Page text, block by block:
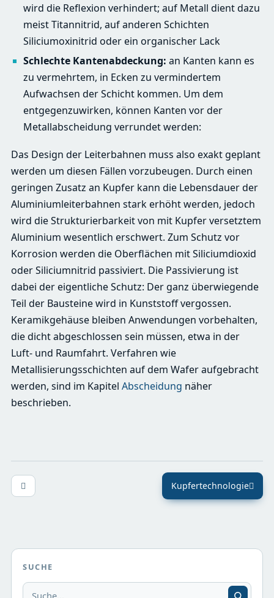
wird die Reflexion verhindert; auf Metall dient dazu
meist Titannitrid, auf anderen Schichten
Siliciumoxinitrid oder ein organischer Lack
Schlechte Kantenabdeckung: an Kanten kann es
zu vermehrtem, in Ecken zu vermindertem
Aufwachsen der Schicht kommen. Um dem
entgegenzuwirken, können Kanten vor der
Metallabscheidung verrundet werden:
Das Design der Leiterbahnen muss also exakt geplant
werden um diesen Fällen vorzubeugen. Durch einen
geringen Zusatz an Kupfer kann die Lebensdauer der
Aluminiumleiterbahnen stark erhöht werden, jedoch
wird die Strukturierbarkeit von mit Kupfer versetztem
Aluminium wesentlich erschwert. Zum Schutz vor
Korrosion werden die Oberflächen mit Siliciumdioxid
oder Siliciumnitrid passiviert. Die Passivierung ist
dabei der eigentliche Schutz: Der ganz überwiegende
Teil der Bausteine wird in Kunststoff vergossen.
Keramikgehäuse bleiben Anwendungen vorbehalten,
die dicht abgeschlossen sein müssen, etwa in der
Luft- und Raumfahrt. Verfahren wie
Metallisierungsschichten auf dem Wafer aufgebracht
werden, sind im Kapitel Abscheidung näher
beschrieben.
Kupfertechnologie
SUCHE